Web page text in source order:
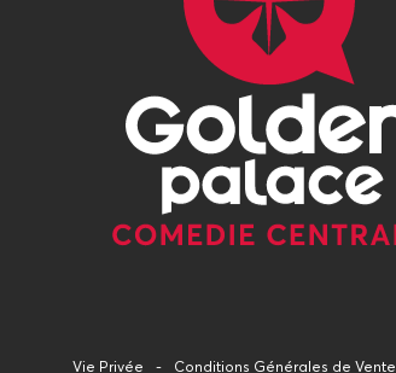
Vie Privée Conditions Générales de Vente